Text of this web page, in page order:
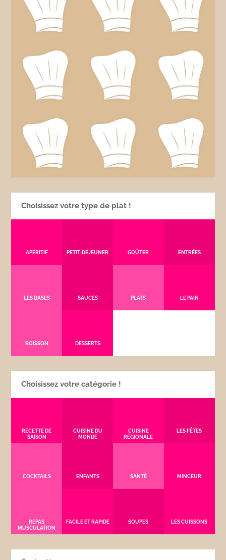
Choisissez votre type de plat !
APÉRITIF PETIT-DÉJEUNER GOÛTER ENTRÉES
LES BASES SAUCES PLATS LE PAIN
BOISSON DESSERTS
Choisissez votre catégorie !
RECETTE DE
SAISON
CUISINE DU
MONDE
CUISINE
RÉGIONALE
LES FÊTES
COCKTAILS ENFANTS SANTÉ MINCEUR
REPAS
MUSCULATION
FACILE ET RAPIDE SOUPES LES CUISSONS